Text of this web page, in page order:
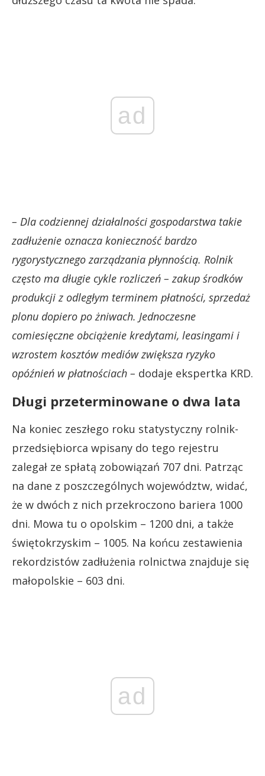
ad
– Dla codziennej działalności gospodarstwa takie
zadłużenie oznacza konieczność bardzo
rygorystycznego zarządzania płynnością. Rolnik
często ma długie cykle rozliczeń – zakup środków
produkcji z odległym terminem płatności, sprzedaż
plonu dopiero po żniwach. Jednoczesne
comiesięczne obciążenie kredytami, leasingami i
wzrostem kosztów mediów zwiększa ryzyko
opóźnień w płatnościach – dodaje ekspertka KRD.
Długi przeterminowane o dwa lata
Na koniec zeszłego roku statystyczny rolnik-
przedsiębiorca wpisany do tego rejestru
zalegał ze spłatą zobowiązań 707 dni. Patrząc
na dane z poszczególnych województw, widać,
że w dwóch z nich przekroczono bariera 1000
dni. Mowa tu o opolskim – 1200 dni, a także
świętokrzyskim – 1005. Na końcu zestawienia
rekordzistów zadłużenia rolnictwa znajduje się
małopolskie – 603 dni.
ad